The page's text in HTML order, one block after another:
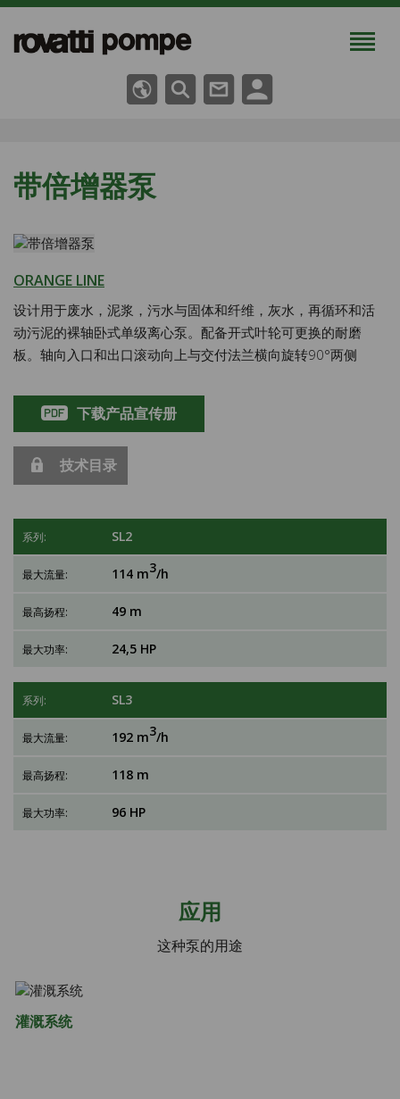
带倍增器泵
ORANGE LINE
设计用于废水，泥浆，污水与固体和纤维，灰水，再循环和活
动污泥的裸轴卧式单级离心泵。配备开式叶轮可更换的耐磨
板。轴向入口和出口滚动向上与交付法兰横向旋转90°两侧
下载产品宣传册
技术目录
SL2
114 m3/h
49 m
24,5 HP
SL3
192 m3/h
118 m
96 HP
应用
这种泵的用途
灌溉系统